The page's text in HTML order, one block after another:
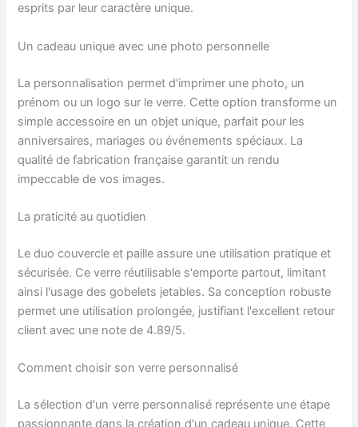
esprits par leur caractère unique.
Un cadeau unique avec une photo personnelle
La personnalisation permet d'imprimer une photo, un
prénom ou un logo sur le verre. Cette option transforme un
simple accessoire en un objet unique, parfait pour les
anniversaires, mariages ou événements spéciaux. La
qualité de fabrication française garantit un rendu
impeccable de vos images.
La praticité au quotidien
Le duo couvercle et paille assure une utilisation pratique et
sécurisée. Ce verre réutilisable s'emporte partout, limitant
ainsi l'usage des gobelets jetables. Sa conception robuste
permet une utilisation prolongée, justifiant l'excellent retour
client avec une note de 4.89/5.
Comment choisir son verre personnalisé
La sélection d'un verre personnalisé représente une étape
passionnante dans la création d'un cadeau unique. Cette